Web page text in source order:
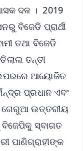
ଦଳ । 2019
ବିଜେଡି ପ୍ରାର୍ଥୀ
ତଥା ବିଜେଡି
ତନ୍ତୀ
ଆୟୋଜିତ
ପ୍ରଧାନ ଏବଂ
ଗେରୁଆ ଉତ୍ତରୀୟ
ସ୍ବାଗତ
ପାଣିଗ୍ରାହୀଙ୍କ